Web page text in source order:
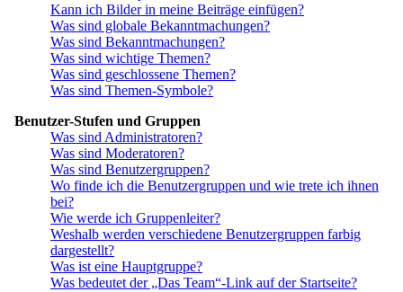
Kann ich Bilder in meine Beiträge einfügen?
Was sind globale Bekanntmachungen?
Was sind Bekanntmachungen?
Was sind wichtige Themen?
Was sind geschlossene Themen?
Was sind Themen-Symbole?
Benutzer-Stufen und Gruppen
Was sind Administratoren?
Was sind Moderatoren?
Was sind Benutzergruppen?
Wo finde ich die Benutzergruppen und wie trete ich ihnen
bei?
Wie werde ich Gruppenleiter?
Weshalb werden verschiedene Benutzergruppen farbig
dargestellt?
Was ist eine Hauptgruppe?
Was bedeutet der „Das Team“-Link auf der Startseite?